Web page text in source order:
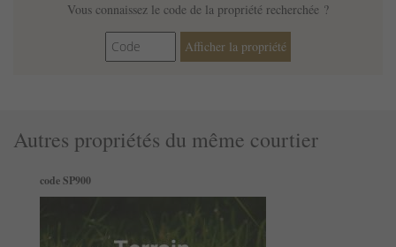
Vous connaissez le code de la propriété recherchée ?
Afficher la propriété
Autres propriétés du même courtier
code SP900